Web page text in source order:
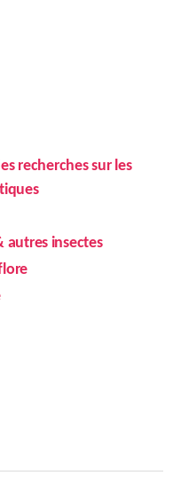
recherches sur les
autres insectes